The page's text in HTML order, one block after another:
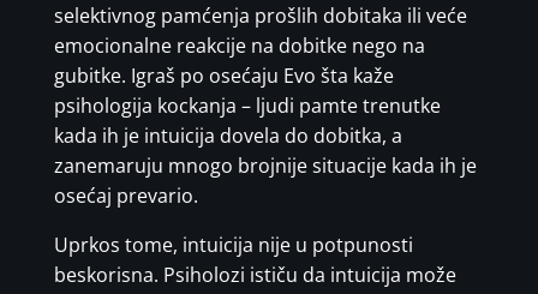
selektivnog pamćenja prošlih dobitaka ili veće
emocionalne reakcije na dobitke nego na
gubitke. Igraš po osećaju Evo šta kaže
psihologija kockanja – ljudi pamte trenutke
kada ih je intuicija dovela do dobitka, a
zanemaruju mnogo brojnije situacije kada ih je
osećaj prevario.
Uprkos tome, intuicija nije u potpunosti
beskorisna. Psiholozi ističu da intuicija može